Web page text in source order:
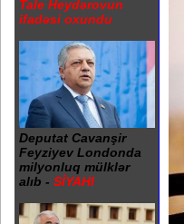
Tale Heydərovun
ifadəsi oxundu
Deputat Cavanşir
Feyziyev Londonda
milyonluq mülklər
alıb - SİYAHI